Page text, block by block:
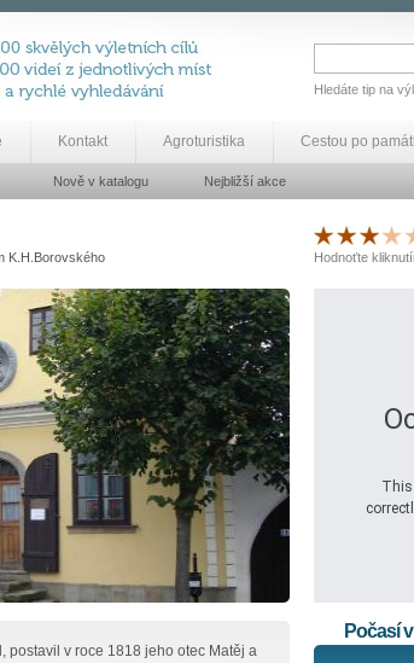
Hledáte tip na
Kontakt Agroturistika Cestou po
Nově v katalogu Nejbližší akce
K.H.Borovského
postavil v roce 1818 jeho otec Matěj a
Hodnoťte
This
Počasí